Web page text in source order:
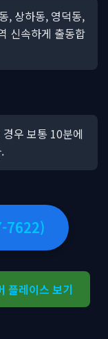
, 상하동, 영덕동,
신속하게 출동합
우 보통 10분에
7622)
플레이스 보기